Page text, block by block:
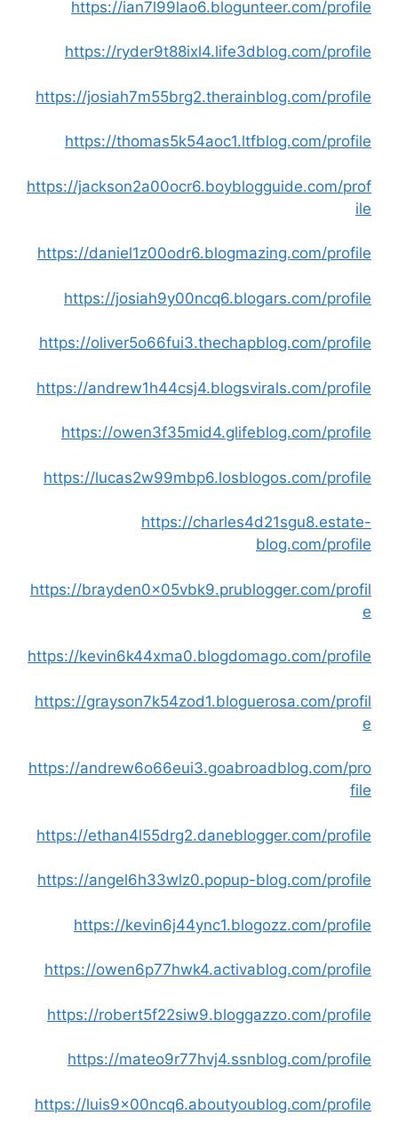
https://ian7l99lao6.blogunteer.com/profile
https://ryder9t88ixl4.life3dblog.com/profile
https://josiah7m55brg2.therainblog.com/profile
https://thomas5k54aoc1.ltfblog.com/profile
https://jackson2a00ocr6.boyblogguide.com/prof
ile
https://daniel1z00odr6.blogmazing.com/profile
https://josiah9y00ncq6.blogars.com/profile
https://oliver5o66fui3.thechapblog.com/profile
https://andrew1h44csj4.blogsvirals.com/profile
https://owen3f35mid4.glifeblog.com/profile
https://lucas2w99mbp6.losblogos.com/profile
https://charles4d21sgu8.estate-
blog.com/profile
https://brayden0x05vbk9.prublogger.com/profil
e
https://kevin6k44xma0.blogdomago.com/profile
https://grayson7k54zod1.bloguerosa.com/profil
e
https://andrew6o66eui3.goabroadblog.com/pro
file
https://ethan4l55drg2.daneblogger.com/profile
https://angel6h33wlz0.popup-blog.com/profile
https://kevin6j44ync1.blogozz.com/profile
https://owen6p77hwk4.activablog.com/profile
https://robert5f22siw9.bloggazzo.com/profile
https://mateo9r77hvj4.ssnblog.com/profile
https://luis9x00ncq6.aboutyoublog.com/profile